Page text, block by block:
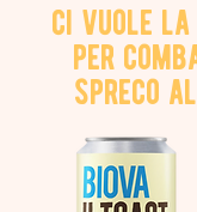
ci vuole
per
spreco